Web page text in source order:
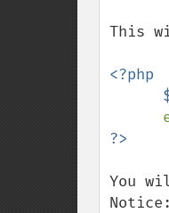
This
<?php
You